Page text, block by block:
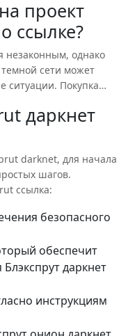
сайтов и сервисов,
хакеров и других
даркнет ссылке
такой как Tor.
онион-сайты, включая
луковой
проект
ссылке?
незаконным, однако
сети может
ситуации. Покупка
подходите к этому
даркнет
darknet, для начала
шагов.
ссылка:
безопасного
обеспечит
даркнет
инструкциям